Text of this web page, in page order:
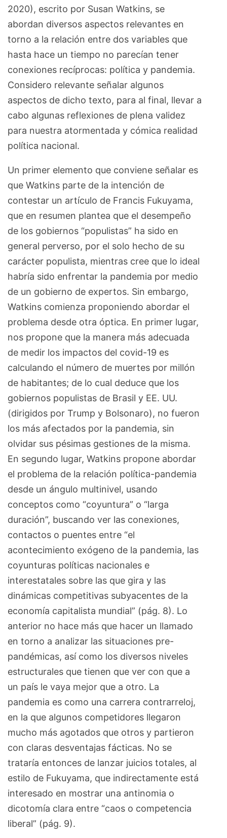
2020), escrito por Susan Watkins, se
abordan diversos aspectos relevantes en
torno a la relación entre dos variables que
hasta hace un tiempo no parecían tener
conexiones recíprocas: política y pandemia.
Considero relevante señalar algunos
aspectos de dicho texto, para al final, llevar a
cabo algunas reflexiones de plena validez
para nuestra atormentada y cómica realidad
política nacional.
Un primer elemento que conviene señalar es
que Watkins parte de la intención de
contestar un artículo de Francis Fukuyama,
que en resumen plantea que el desempeño
de los gobiernos “populistas” ha sido en
general perverso, por el solo hecho de su
carácter populista, mientras cree que lo ideal
habría sido enfrentar la pandemia por medio
de un gobierno de expertos. Sin embargo,
Watkins comienza proponiendo abordar el
problema desde otra óptica. En primer lugar,
nos propone que la manera más adecuada
de medir los impactos del covid-19 es
calculando el número de muertes por millón
de habitantes; de lo cual deduce que los
gobiernos populistas de Brasil y EE. UU.
(dirigidos por Trump y Bolsonaro), no fueron
los más afectados por la pandemia, sin
olvidar sus pésimas gestiones de la misma.
En segundo lugar, Watkins propone abordar
el problema de la relación política-pandemia
desde un ángulo multinivel, usando
conceptos como “coyuntura” o “larga
duración”, buscando ver las conexiones,
contactos o puentes entre “el
acontecimiento exógeno de la pandemia, las
coyunturas políticas nacionales e
interestatales sobre las que gira y las
dinámicas competitivas subyacentes de la
economía capitalista mundial” (pág. 8). Lo
anterior no hace más que hacer un llamado
en torno a analizar las situaciones pre-
pandémicas, así como los diversos niveles
estructurales que tienen que ver con que a
un país le vaya mejor que a otro. La
pandemia es como una carrera contrarreloj,
en la que algunos competidores llegaron
mucho más agotados que otros y partieron
con claras desventajas fácticas. No se
trataría entonces de lanzar juicios totales, al
estilo de Fukuyama, que indirectamente está
interesado en mostrar una antinomia o
dicotomía clara entre “caos o competencia
liberal” (pág. 9).